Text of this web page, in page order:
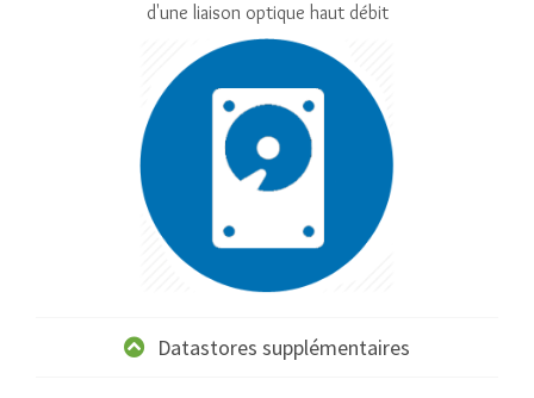
d'une liaison optique haut débit
Datastores supplémentaires